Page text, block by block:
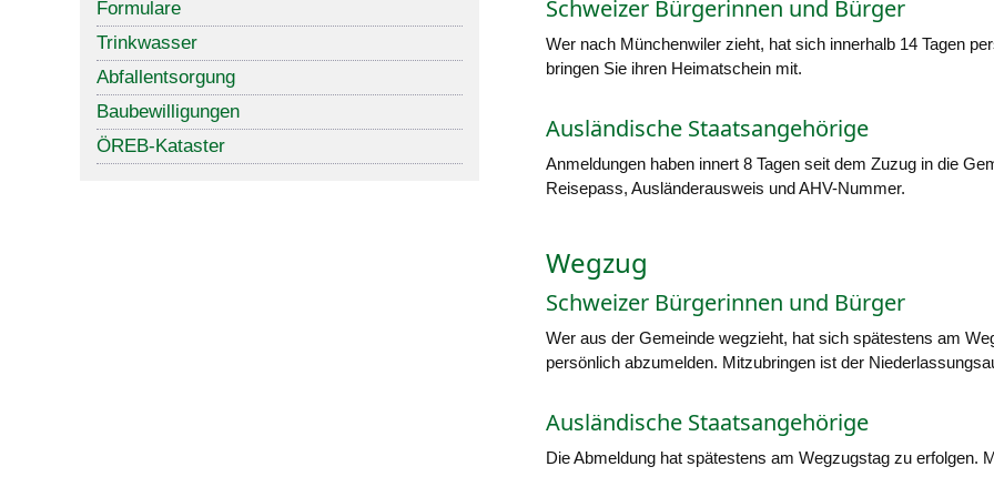
Formulare
Trinkwasser
Abfallentsorgung
Baubewilligungen
ÖREB-Kataster
Schweizer Bürgerinnen und Bürger
Wer nach Münchenwiler zieht, hat sich innerhalb 14 Tagen
bringen Sie ihren Heimatschein mit.
Ausländische Staatsangehörige
Anmeldungen haben innert 8 Tagen seit dem Zuzug in die
Reisepass, Ausländerausweis und AHV-Nummer.
Wegzug
Schweizer Bürgerinnen und Bürger
Wer aus der Gemeinde wegzieht, hat sich spätestens am
persönlich abzumelden. Mitzubringen ist der
Ausländische Staatsangehörige
Die Abmeldung hat spätestens am Wegzugstag zu erfolgen.